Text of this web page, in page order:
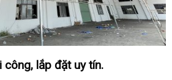
lắp đặt uy tín.